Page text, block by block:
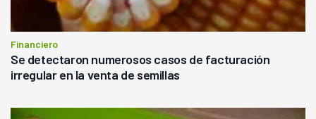
Financiero
Se detectaron numerosos casos de facturación
irregular en la venta de semillas